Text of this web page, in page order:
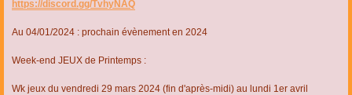
https://discord.gg/TvhyNAQ
Au 04/01/2024 : prochain évènement en 2024
Week-end JEUX de Printemps :
Wk jeux du vendredi 29 mars 2024 (fin d'après-midi) au lundi 1er avril